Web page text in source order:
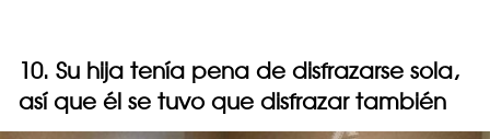
10. Su hija tenía pena de disfrazarse sola,
así que él se tuvo que disfrazar también